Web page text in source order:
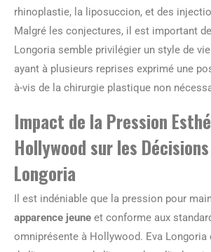
rhinoplastie, la liposuccion, et des
Malgré les conjectures, il est important
Longoria semble privilégier un style de
ayant à plusieurs reprises exprimé une
à-vis de la chirurgie plastique non
Impact de la Pression
Hollywood sur les Décisions
Longoria
Il est indéniable que la pression pour
apparence jeune et conforme aux
omniprésente à Hollywood. Eva Longoria